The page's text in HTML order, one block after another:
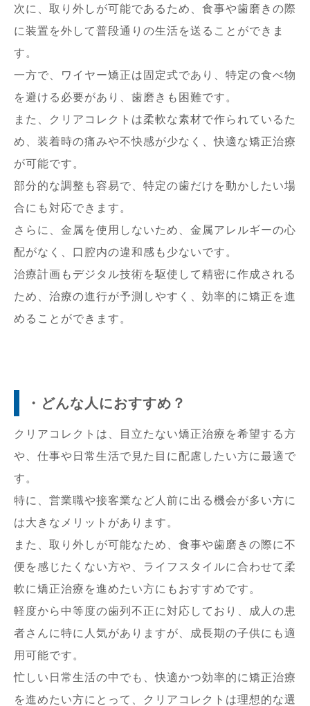
次に、取り外しが可能であるため、食事や歯磨きの際
に装置を外して普段通りの生活を送ることができま
す。
一方で、ワイヤー矯正は固定式であり、特定の食べ物
を避ける必要があり、歯磨きも困難です。
また、クリアコレクトは柔軟な素材で作られているた
め、装着時の痛みや不快感が少なく、快適な矯正治療
が可能です。
部分的な調整も容易で、特定の歯だけを動かしたい場
合にも対応できます。
さらに、金属を使用しないため、金属アレルギーの心
配がなく、口腔内の違和感も少ないです。
治療計画もデジタル技術を駆使して精密に作成される
ため、治療の進行が予測しやすく、効率的に矯正を進
めることができます。
・どんな人におすすめ？
クリアコレクトは、目立たない矯正治療を希望する方
や、仕事や日常生活で見た目に配慮したい方に最適で
す。
特に、営業職や接客業など人前に出る機会が多い方に
は大きなメリットがあります。
また、取り外しが可能なため、食事や歯磨きの際に不
便を感じたくない方や、ライフスタイルに合わせて柔
軟に矯正治療を進めたい方にもおすすめです。
軽度から中等度の歯列不正に対応しており、成人の患
者さんに特に人気がありますが、成長期の子供にも適
用可能です。
忙しい日常生活の中でも、快適かつ効率的に矯正治療
を進めたい方にとって、クリアコレクトは理想的な選